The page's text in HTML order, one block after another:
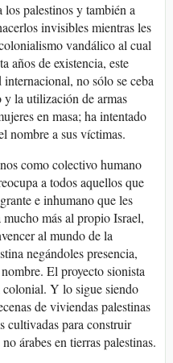
palestinos y también a
invisibles mientras les
vandálico al cual
años de existencia, este
no sólo se ceba
y la utilización de armas
en masa; ha intentado
nombre a sus víctimas.
como colectivo humano
a todos aquellos que
e inhumano que les
más al propio Israel,
al mundo de la
negándoles presencia,
El proyecto sionista
colonial. Y lo sigue siendo
de viviendas palestinas
cultivadas para construir
árabes en tierras palestinas.